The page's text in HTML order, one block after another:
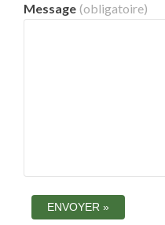
Message (obligatoire)